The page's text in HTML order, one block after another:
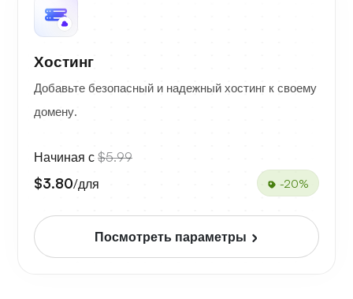
Хостинг
Добавьте безопасный и надежный хостинг к своему
домену.
Начиная с $5.99
$3.80/для -20%
Посмотреть параметры